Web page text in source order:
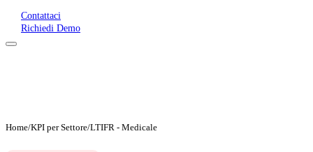
Contattaci
Richiedi Demo
Home/KPI per Settore/LTIFR - Medicale